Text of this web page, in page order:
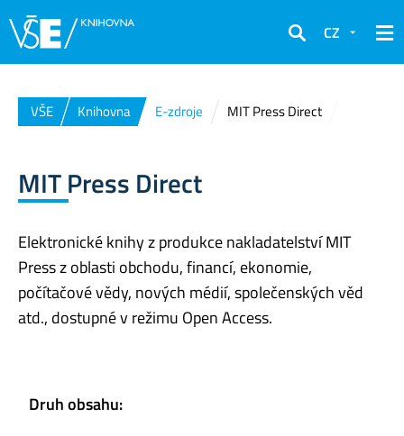
Hledat
CZ
VŠE Knihovna E-zdroje MIT Press Direct
MIT Press Direct
Elektronické knihy z produkce nakladatelství MIT
Press z oblasti obchodu, financí, ekonomie,
počítačové vědy, nových médií, společenských věd
atd., dostupné v režimu Open Access.
Druh obsahu: